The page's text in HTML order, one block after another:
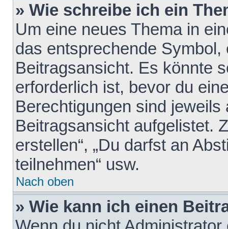
» Wie schreibe ich ein
Um eine neues Thema in
das entsprechende
Beitragsansicht. Es könnte
erforderlich ist, bevor du
Berechtigungen sind
Beitragsansicht aufgelistet.
erstellen“, „Du darfst an
teilnehmen“ usw.
Nach oben
» Wie kann ich einen